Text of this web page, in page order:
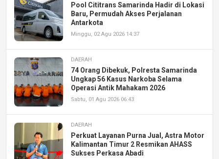
Pool Cititrans Samarinda Hadir di Lokasi
Baru, Permudah Akses Perjalanan
Antarkota
Minggu, 02 Agu 2026 14:37
DAERAH
74 Orang Dibekuk, Polresta Samarinda
Ungkap 56 Kasus Narkoba Selama
Operasi Antik Mahakam 2026
Sabtu, 01 Agu 2026 06:43
DAERAH
Perkuat Layanan Purna Jual, Astra Motor
Kalimantan Timur 2 Resmikan AHASS
Sukses Perkasa Abadi